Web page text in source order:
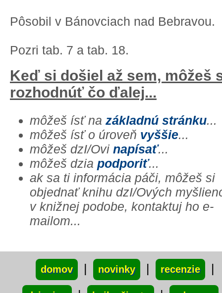
Pôsobil v Bánovciach nad Bebravou.
Pozri tab. 7 a tab. 18.
Keď si došiel až sem, môžeš
rozhodnúť čo ďalej...
môžeš ísť na základnú stránku...
môžeš ísť o úroveň vyššie...
môžeš dzI/Ovi napísať...
môžeš dzia podporiť...
ak sa ti informácia páči, môžeš si
objednať knihu dzI/Ových
v knižnej podobe, kontaktuj ho e-
mailom...
domov | novinky | recenzie |